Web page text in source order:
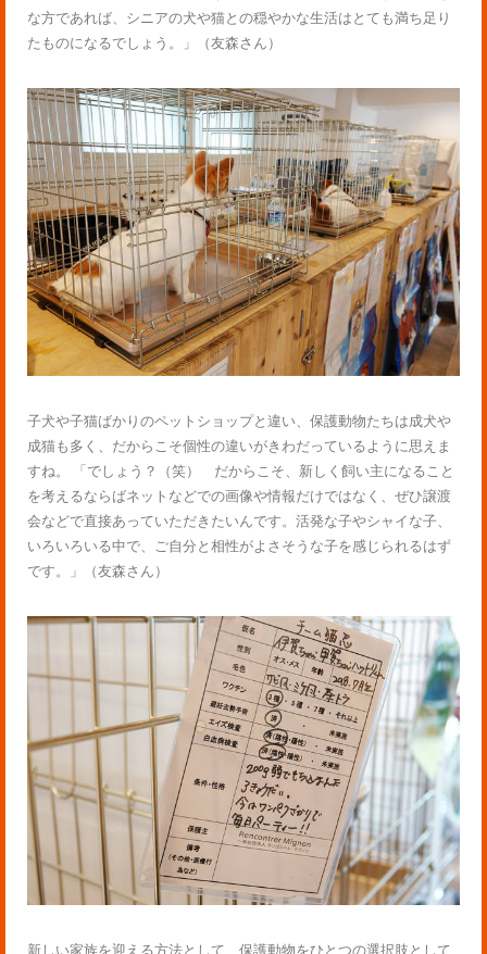
な方であれば、シニアの犬や猫との穏やかな生活はとても満ち足り
たものになるでしょう。」（友森さん）
子犬や子猫ばかりのペットショップと違い、保護動物たちは成犬や
成猫も多く、だからこそ個性の違いがきわだっているように思えま
すね。 「でしょう？（笑） だからこそ、新しく飼い主になること
を考えるならばネットなどでの画像や情報だけではなく、ぜひ譲渡
会などで直接あっていただきたいんです。活発な子やシャイな子、
いろいろいる中で、ご自分と相性がよさそうな子を感じられるはず
です。」（友森さん）
新しい家族を迎える方法として、保護動物をひとつの選択肢として